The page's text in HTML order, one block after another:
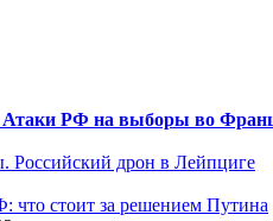
Атаки РФ на выборы во
Российский дрон в Лейпциге
что стоит за решением Путина